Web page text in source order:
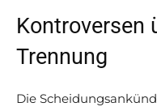
Kontroversen
Trennung
Die